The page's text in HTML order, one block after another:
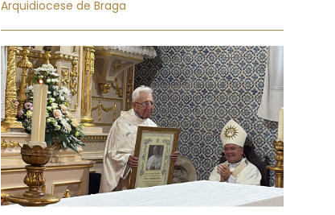
Arquidiocese de Braga